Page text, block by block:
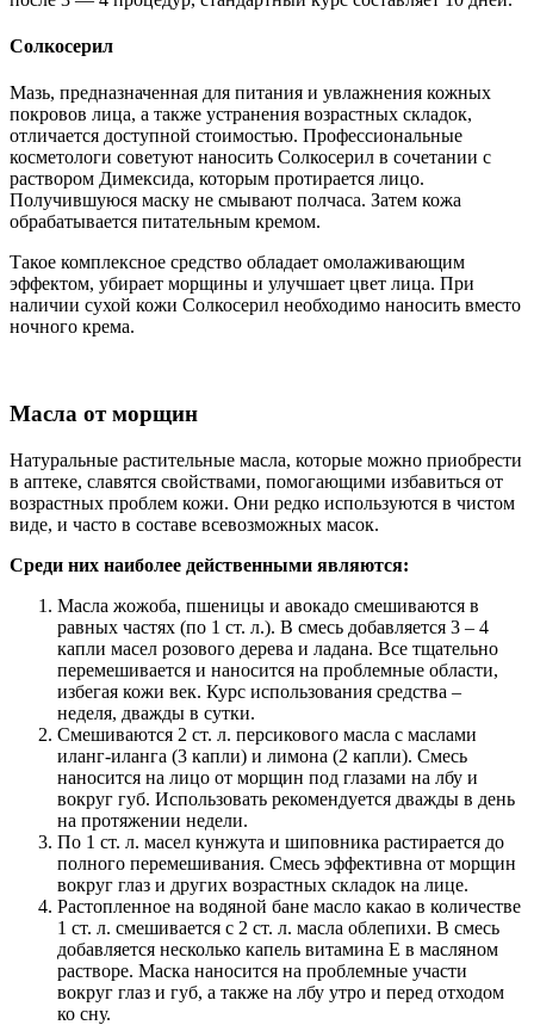
Солкосерил
Мазь, предназначенная для питания и увлажнения кожных
покровов лица, а также устранения возрастных складок,
отличается доступной стоимостью. Профессиональные
косметологи советуют наносить Солкосерил в сочетании с
раствором Димексида, которым протирается лицо.
Получившуюся маску не смывают полчаса. Затем кожа
обрабатывается питательным кремом.
Такое комплексное средство обладает омолаживающим
эффектом, убирает морщины и улучшает цвет лица. При
наличии сухой кожи Солкосерил необходимо наносить вместо
ночного крема.
Масла от морщин
Натуральные растительные масла, которые можно приобрести
в аптеке, славятся свойствами, помогающими избавиться от
возрастных проблем кожи. Они редко используются в чистом
виде, и часто в составе всевозможных масок.
Среди них наиболее действенными являются:
Масла жожоба, пшеницы и авокадо смешиваются в
равных частях (по 1 ст. л.). В смесь добавляется 3 – 4
капли масел розового дерева и ладана. Все тщательно
перемешивается и наносится на проблемные области,
избегая кожи век. Курс использования средства –
неделя, дважды в сутки.
Смешиваются 2 ст. л. персикового масла с маслами
иланг-иланга (3 капли) и лимона (2 капли). Смесь
наносится на лицо от морщин под глазами на лбу и
вокруг губ. Использовать рекомендуется дважды в день
на протяжении недели.
По 1 ст. л. масел кунжута и шиповника растирается до
полного перемешивания. Смесь эффективна от морщин
вокруг глаз и других возрастных складок на лице.
Растопленное на водяной бане масло какао в количестве
1 ст. л. смешивается с 2 ст. л. масла облепихи. В смесь
добавляется несколько капель витамина Е в масляном
растворе. Маска наносится на проблемные участи
вокруг глаз и губ, а также на лбу утро и перед отходом
ко сну.